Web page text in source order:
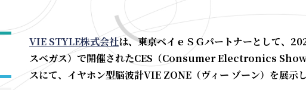
VIE STYLE株式会社は、東京ベイｅＳＧパートナーとして、
スベガス）で開催されたCES（Consumer Electronics
スにて、イヤホン型脳波計VIE ZONE（ヴィー ゾーン）を展示し